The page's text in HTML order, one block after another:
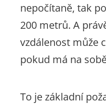
nepočítaně, tak
200 metrů. A
vzdálenost může
pokud má na
To je základní